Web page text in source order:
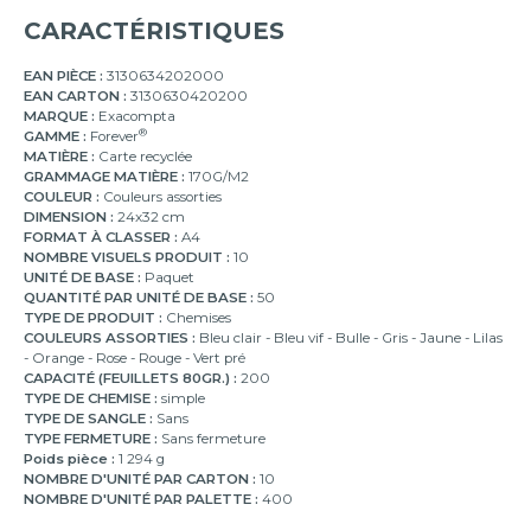
CARACTÉRISTIQUES
EAN PIÈCE : 3130634202000
EAN CARTON : 3130630420200
MARQUE : Exacompta
GAMME : Forever®
MATIÈRE : Carte recyclée
GRAMMAGE MATIÈRE : 170G/M2
COULEUR : Couleurs assorties
DIMENSION : 24x32 cm
FORMAT À CLASSER : A4
NOMBRE VISUELS PRODUIT : 10
UNITÉ DE BASE : Paquet
QUANTITÉ PAR UNITÉ DE BASE : 50
TYPE DE PRODUIT : Chemises
COULEURS ASSORTIES : Bleu clair - Bleu vif - Bulle - Gris - Jaune - Lilas
- Orange - Rose - Rouge - Vert pré
CAPACITÉ (FEUILLETS 80GR.) : 200
TYPE DE CHEMISE : simple
TYPE DE SANGLE : Sans
TYPE FERMETURE : Sans fermeture
Poids pièce : 1 294 g
NOMBRE D'UNITÉ PAR CARTON : 10
NOMBRE D'UNITÉ PAR PALETTE : 400